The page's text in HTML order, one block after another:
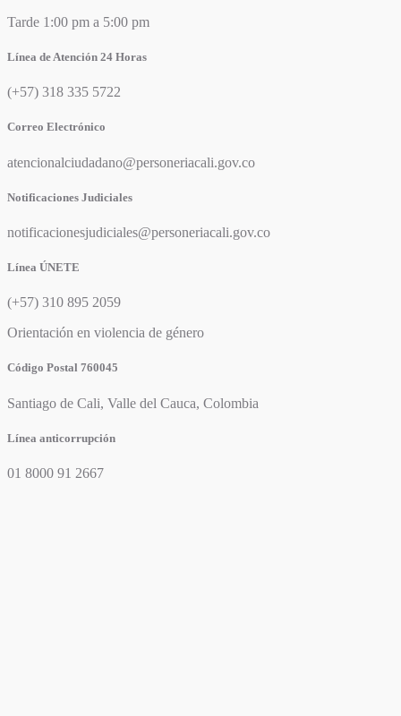
Tarde 1:00 pm a 5:00 pm
Línea de Atención 24 Horas
(+57) 318 335 5722
Correo Electrónico
atencionalciudadano@personeriacali.gov.co
Notificaciones Judiciales
notificacionesjudiciales@personeriacali.gov.co
Línea ÚNETE
(+57) 310 895 2059
Orientación en violencia de género
Código Postal 760045
Santiago de Cali, Valle del Cauca, Colombia
Línea anticorrupción
01 8000 91 2667